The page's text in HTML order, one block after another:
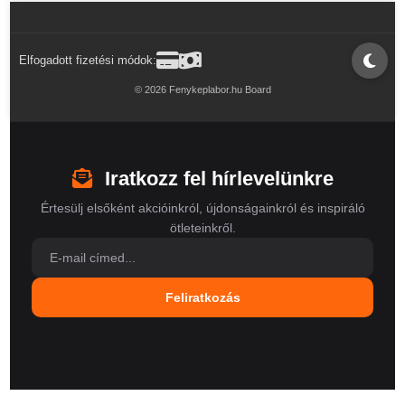
Elfogadott fizetési módok:
© 2026 Fenykeplabor.hu Board
Iratkozz fel hírlevelünkre
Értesülj elsőként akcióinkról, újdonságainkról és inspiráló
ötleteinkről.
Feliratkozás